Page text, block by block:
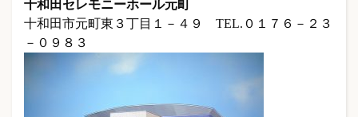
十和田セレモニーホール元町
十和田市元町東３丁目１－４９ TEL.０１７６－２３
－０９８３